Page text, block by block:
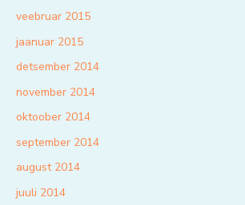
veebruar 2015
jaanuar 2015
detsember 2014
november 2014
oktoober 2014
september 2014
august 2014
juuli 2014